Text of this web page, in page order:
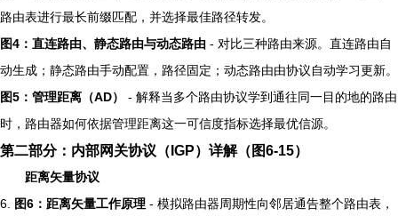
路由表进行最长前缀匹配，并选择最佳路径转发。
图4：直连路由、静态路由与动态路由 - 对比三种路由来源。直连路由自
动生成；静态路由手动配置，路径固定；动态路由由协议自动学习更新。
图5：管理距离（AD）
- 解释当多个路由协议学到通往同一目的地的路由
时，路由器如何依据管理距离这一可信度指标选择最优信源。
第二部分：内部网关协议（IGP）详解（图6-15）
距离矢量协议
6.
图6：距离矢量工作原理 - 模拟路由器周期性向邻居通告整个路由表，